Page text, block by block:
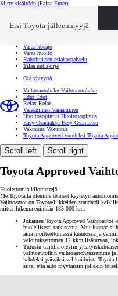
Siirry sisältöön (Paina Enter)
Etsi Toyota-jälleenmyyjä
Toyota palvelee Sulje
Varaa koeajo
Varaa huolto
Rahoituksen asiakaspalvelu
Tilaa uutiskirje
Ota yhteyttä
Vaihtoautohaku Vaihtoautohaku
Edut Edut
Relax Relax
Varaaminen Varaaminen
Huoltosopimus Huoltosopimus
Easy Osamaksu Easy Osamaksu
Vakuutus Vakuutus
Toyota Approved vuodeksi Toyota
Scroll left Scroll right
Toyota Approved
Huolettomia kilometrejä
Me Toyotalla olemme tehneet käytetyn auton
Vaihtoautot on Toyota-liikkeiden standardi
mittarilukema enintään 185 000 km.
Jokainen Toyota Approved Vaihtoautot
huolellisesti tarkistama. Voit luottaa
aina moitteettomassa kunnossa ja
veloituksettoman 12 kk:n lisäturvan,
Tutustu tarjolla oleviin
vaihtoautoihin vaihtoautohaussamme
kahdeksi päiväksi valikoiduista
siitä, että auto myytäisiin jollekin